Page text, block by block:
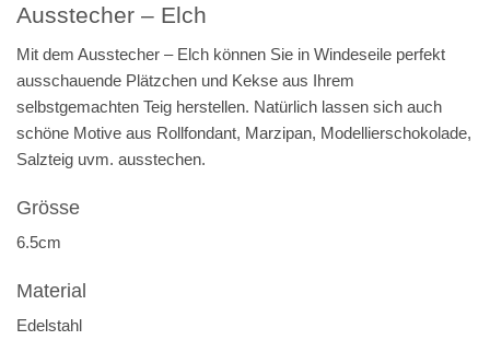
Ausstecher – Elch
Mit dem Ausstecher – Elch können Sie in Windeseile perfekt
ausschauende Plätzchen und Kekse aus Ihrem
selbstgemachten Teig herstellen. Natürlich lassen sich auch
schöne Motive aus Rollfondant, Marzipan, Modellierschokolade,
Salzteig uvm. ausstechen.
Grösse
6.5cm
Material
Edelstahl